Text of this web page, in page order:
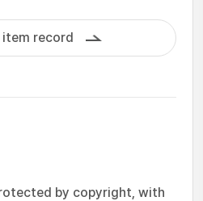
record
by copyright, with